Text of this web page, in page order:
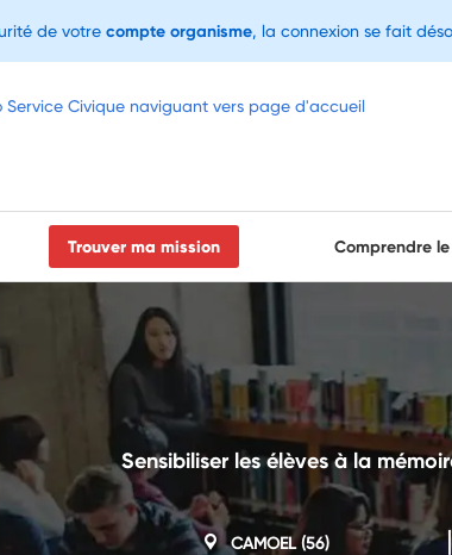
Trouver ma mission Comprendre
Sensibiliser les élèves à la
CAMOEL(56)
de votre compte organisme, la connexion se fait